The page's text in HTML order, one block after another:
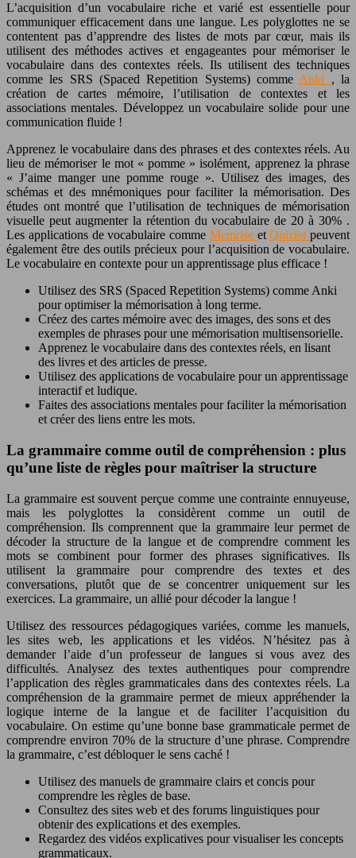
L’acquisition d’un vocabulaire riche et varié est essentielle pour
communiquer efficacement dans une langue. Lespolyglottesne se
contentent pas d’apprendre des listes de mots par cœur, mais ils
utilisent des méthodes actives et engageantes pour mémoriser le
vocabulaire dans des contextes réels. Ils utilisent des techniques
comme les SRS (Spaced Repetition Systems) comme Anki , la
création de cartes mémoire, l’utilisation de contextes et les
associations mentales. Développez un vocabulaire solide pour une
communication fluide !
Apprenez le vocabulaire dans des phrases et des contextes réels. Au
lieu de mémoriser le mot « pomme » isolément, apprenez la phrase
« J’aime manger une pomme rouge ». Utilisez des images, des
schémas et des mnémoniques pour faciliter la mémorisation. Des
études ont montré que l’utilisation de techniques de mémorisation
visuelle peut augmenter la rétention du vocabulaire de 20 à 30% .
Les applications de vocabulaire comme Memrise etQuizlet peuvent
également être des outils précieux pour l’acquisition de vocabulaire.
Le vocabulaire en contexte pour un apprentissage plus efficace !
Utilisez des SRS (Spaced Repetition Systems) comme Anki
pour optimiser la mémorisation à long terme.
Créez des cartes mémoire avec des images, des sons et des
exemples de phrases pour une mémorisation multisensorielle.
Apprenez le vocabulaire dans des contextes réels, en lisant
des livres et des articles de presse.
Utilisez des applications de vocabulaire pour un apprentissage
interactif et ludique.
Faites des associations mentales pour faciliter la mémorisation
et créer des liens entre les mots.
La grammaire comme outil de compréhension : plus
qu’une liste de règles pour maîtriser la structure
La grammaire est souvent perçue comme une contrainte ennuyeuse,
mais lespolyglottesla considèrent comme un outil de
compréhension. Ils comprennent que la grammaire leur permet de
décoder la structure de la langue et de comprendre comment les
mots se combinent pour former des phrases significatives. Ils
utilisent la grammaire pour comprendre des textes et des
conversations, plutôt que de se concentrer uniquement sur les
exercices. La grammaire, un allié pour décoder la langue !
Utilisez des ressources pédagogiques variées, comme les manuels,
les sites web, les applications et les vidéos. N’hésitez pas à
demander l’aide d’un professeur de langues si vous avez des
difficultés. Analysez des textes authentiques pour comprendre
l’application des règles grammaticales dans des contextes réels. La
compréhension de la grammaire permet de mieux appréhender la
logique interne de la langue et de faciliter l’acquisition du
vocabulaire. On estime qu’une bonne base grammaticale permet de
comprendre environ 70% de la structure d’une phrase. Comprendre
la grammaire, c’est débloquer le sens caché !
Utilisez des manuels de grammaire clairs et concis pour
comprendre les règles de base.
Consultez des sites web et des forums linguistiques pour
obtenir des explications et des exemples.
Regardez des vidéos explicatives pour visualiser les concepts
grammaticaux.